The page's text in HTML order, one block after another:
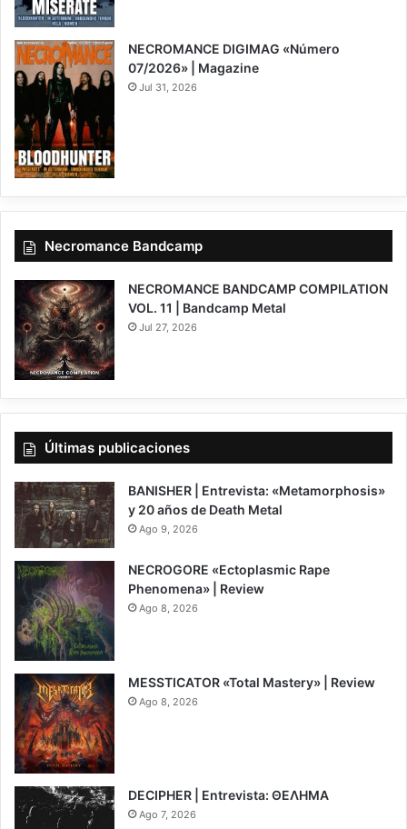
NECROMANCE DIGIMAG «Número
07/2026» | Magazine
Jul 31, 2026
Necromance Bandcamp
NECROMANCE BANDCAMP COMPILATION
VOL. 11 | Bandcamp Metal
Jul 27, 2026
Últimas publicaciones
BANISHER | Entrevista: «Metamorphosis»
y 20 años de Death Metal
Ago 9, 2026
NECROGORE «Ectoplasmic Rape
Phenomena» | Review
Ago 8, 2026
6.5
MESSTICATOR «Total Mastery» | Review
Ago 8, 2026
DECIPHER | Entrevista: ΘΕΛΗΜΑ
Ago 7, 2026